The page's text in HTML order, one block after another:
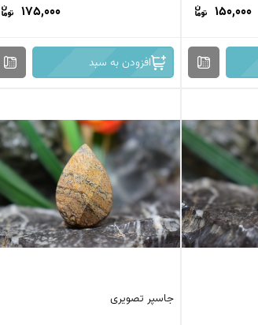
150,000
175,000
افزودن به سبد
جاسپر تصویری